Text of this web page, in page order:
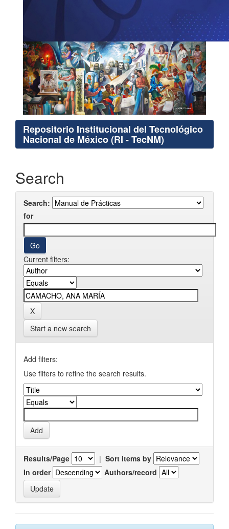
Repositorio Institucional del Tecnológico
Nacional de México (RI - TecNM)
Search
Search:
for
Current filters:
Start a new search
Add filters:
Use filters to refine the search results.
Results/Page | Sort items by
In order
Authors/record